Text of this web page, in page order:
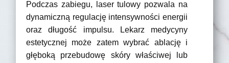
Podczas zabiegu, laser tulowy pozwala na
dynamiczną regulację intensywności energii
oraz długość impulsu. Lekarz medycyny
estetycznej może zatem wybrać ablację i
głęboką przebudowę skóry właściwej lub